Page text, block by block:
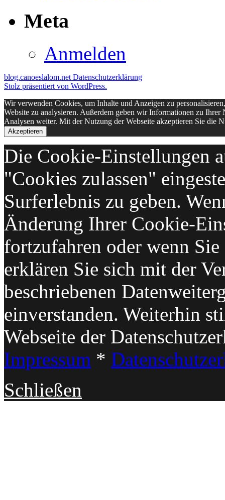
Meta
Anmelden
blog.canoeslalom.net Datenschutzerklärung
Stolz präsentiert von WordPress.
Wir verwenden Cookies, um Inhalte und Anzeigen zu
Website zu analysieren. Außerdem geben wir Informationen zu
Analysen weiter. Mit der Nutzung der Webseite akzeptieren Sie die
Akzeptieren
Die Cookie-Einstellungen
"Cookies zulassen"
Surferlebnis zu geben.
Änderung Ihrer Cookie-
fortzufahren oder wenn
erklären Sie sich mit der
beschriebenen
einverstanden. Weiterhin
Webseite der
Impressum *
Schließen